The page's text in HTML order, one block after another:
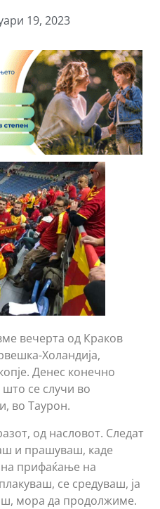
19, 2023
вечерта од Краков
Холандија,
Денес конечно
се случи во
во Таурон.
од насловот. Следат
и прашуваш, каде
прифаќање на
се средуваш, ја
мора да продолжиме.